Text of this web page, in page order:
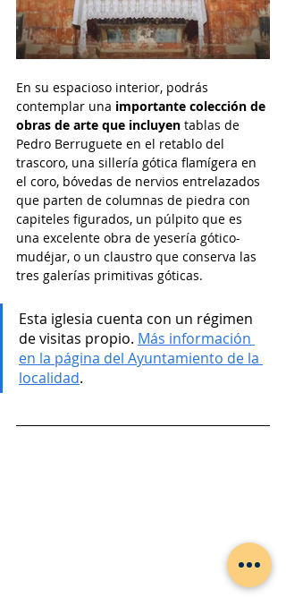
En su espacioso interior, podrás
contemplar una importante colección de
obras de arte que incluyen tablas de
Pedro Berruguete en el retablo del
trascoro, una sillería gótica flamígera en
el coro, bóvedas de nervios entrelazados
que parten de columnas de piedra con
capiteles figurados, un púlpito que es
una excelente obra de yesería gótico-
mudéjar, o un claustro que conserva las
tres galerías primitivas góticas.
Esta iglesia cuenta con un régimen
de visitas propio. Más información
en la página del Ayuntamiento de la
localidad.